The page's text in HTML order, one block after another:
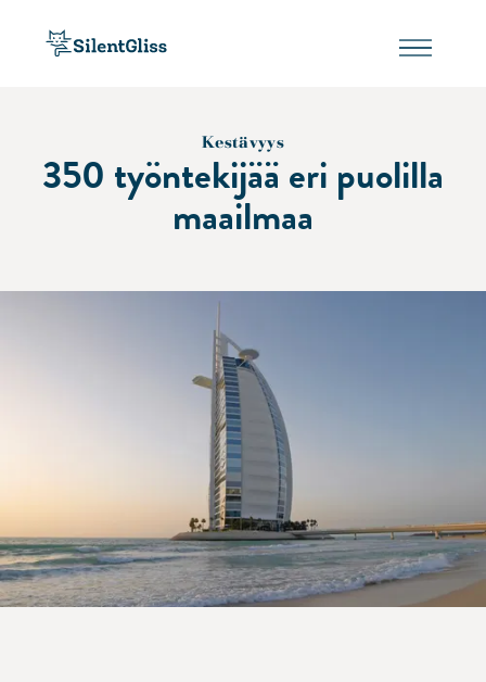
Kestävyys
350 työntekijää eri puolilla
maailmaa